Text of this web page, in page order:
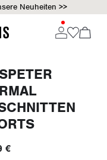
Neuheiten >>
€